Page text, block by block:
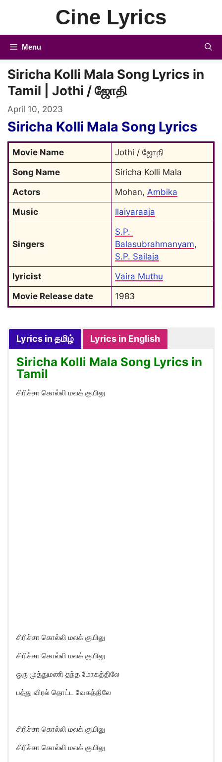
Cine Lyrics
Menu
Siricha Kolli Mala Song Lyrics in
Tamil | Jothi / ஜோதி
April 10, 2023
Siricha Kolli Mala Song Lyrics
Movie Name
Jothi / ஜோதி
Song Name
Siricha Kolli Mala
Actors
Mohan, Ambika
Music
Ilaiyaraaja
Singers
S.P.
Balasubrahmanyam
S.P. Sailaja
lyricist
Vaira Muthu
Movie Release date
1983
Lyrics in தமிழ் Lyrics in English
Siricha Kolli Mala Song Lyrics in
Tamil
சிரிச்சா கொல்லி மலக் குயிலு
சிரிச்சா கொல்லி மலக் குயிலு
சிரிச்சா கொல்லி மலக் குயிலு
ஒரு முத்துமணி தந்த மோகத்திலே
பத்து விரல் தொட்ட வேகத்திலே
சிரிச்சா கொல்லி மலக் குயிலு
சிரிச்சா கொல்லி மலக் குயிலு